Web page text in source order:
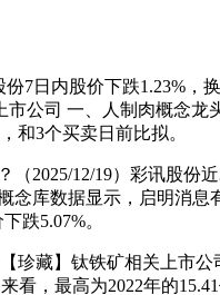
内股价下跌1.23%，换
公司 一、人制肉概念
和3个买卖日前比拟。
12/19）彩讯股份
念库数据显示，启明消
跌5.07%。
藏】钛铁矿相关上市公
，最高为2022年的15.41